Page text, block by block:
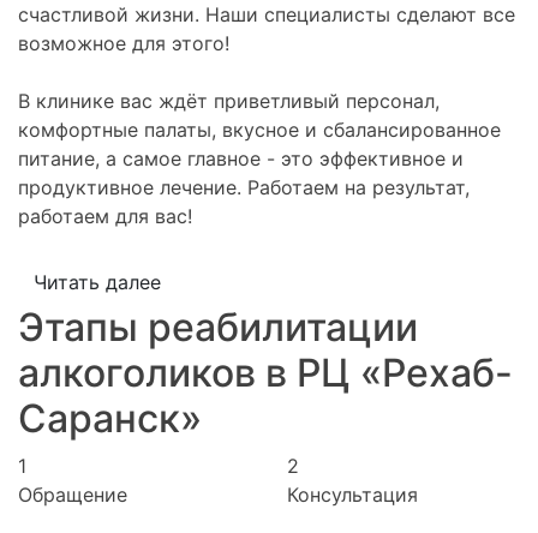
счастливой жизни. Наши специалисты сделают все
возможное для этого!
В клинике вас ждёт приветливый персонал,
комфортные палаты, вкусное и сбалансированное
питание, а самое главное - это эффективное и
продуктивное лечение. Работаем на результат,
работаем для вас!
Читать далее
Этапы реабилитации
алкоголиков в РЦ «Рехаб-
Саранск»
1
Обращение
2
Консультация